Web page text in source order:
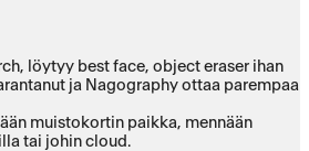
löytyy best face, object eraser ihan
ja Nagography ottaa parempaa
tai johin cloud.